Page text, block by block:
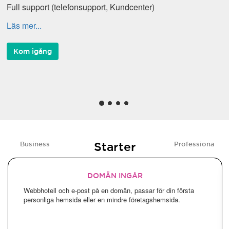
Full support (telefonsupport, Kundcenter)
Läs mer...
Kom igång
Business Starter Professional
DOMÄN INGÅR
Webbhotell och e-post på en domän, passar för din första
personliga hemsida eller en mindre företagshemsida.